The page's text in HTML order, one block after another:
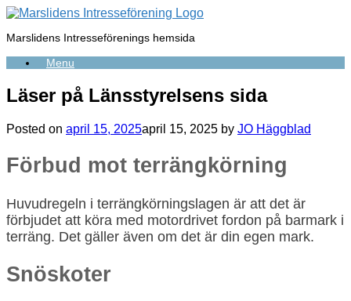
Skip
content
Marslidens Intresseförenings hemsida
Menu
Läser på Länsstyrelsens sida
Posted on april 15, 2025april 15, 2025 by JO Häggblad
Förbud mot terrängkörning
Huvudregeln i terrängkörningslagen är att det är
förbjudet att köra med motordrivet fordon på barmark i
terräng. Det gäller även om det är din egen mark.
Snöskoter